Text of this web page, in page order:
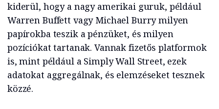
kiderül, hogy a nagy amerikai guruk, például
Warren Buffett vagy Michael Burry milyen
papírokba teszik a pénzüket, és milyen
pozíciókat tartanak. Vannak fizetős platformok
is, mint például a Simply Wall Street, ezek
adatokat aggregálnak, és elemzéseket tesznek
közzé.